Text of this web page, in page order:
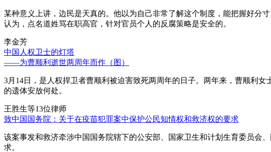
某种意义上讲，边民是天真的。他以为自己非常了解这个制度，能把握好分
认为，点名道姓骂在职高官，针对官员个人的反腐策略是安全的。
李金芳
中国人权卫士的灯塔
——为曹顺利逝世两周年而作（图）
3月14日，是人权捍卫者曹顺利被迫害致死两周年的日子。两年来，曹顺利
的遗体安放何处。
王胜生等13位律师
致中国国务院：关于在疫苗犯罪案中保护公民知情权和救济权的要求
该案事发和救济牵涉中国国务院辖下的公安部、国家卫生和计划生育委员会
求。